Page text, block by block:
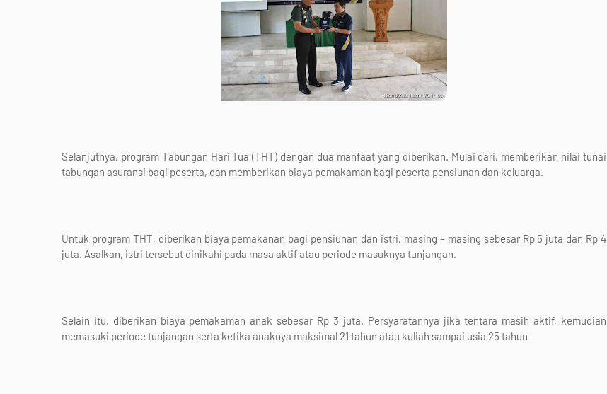
Selanjutnya, program Tabungan Hari Tua (THT) dengan dua manfaat yang diberikan. Mulai dari, memberikan nilai tunai
tabungan asuransi bagi peserta, dan memberikan biaya pemakaman bagi peserta pensiunan dan keluarga.
Untuk program THT, diberikan biaya pemakanan bagi pensiunan dan istri, masing – masing sebesar Rp 5 juta dan Rp 4
juta. Asalkan, istri tersebut dinikahi pada masa aktif atau periode masuknya tunjangan.
Selain itu, diberikan biaya pemakaman anak sebesar Rp 3 juta. Persyaratannya jika tentara masih aktif, kemudian
memasuki periode tunjangan serta ketika anaknya maksimal 21 tahun atau kuliah sampai usia 25 tahun